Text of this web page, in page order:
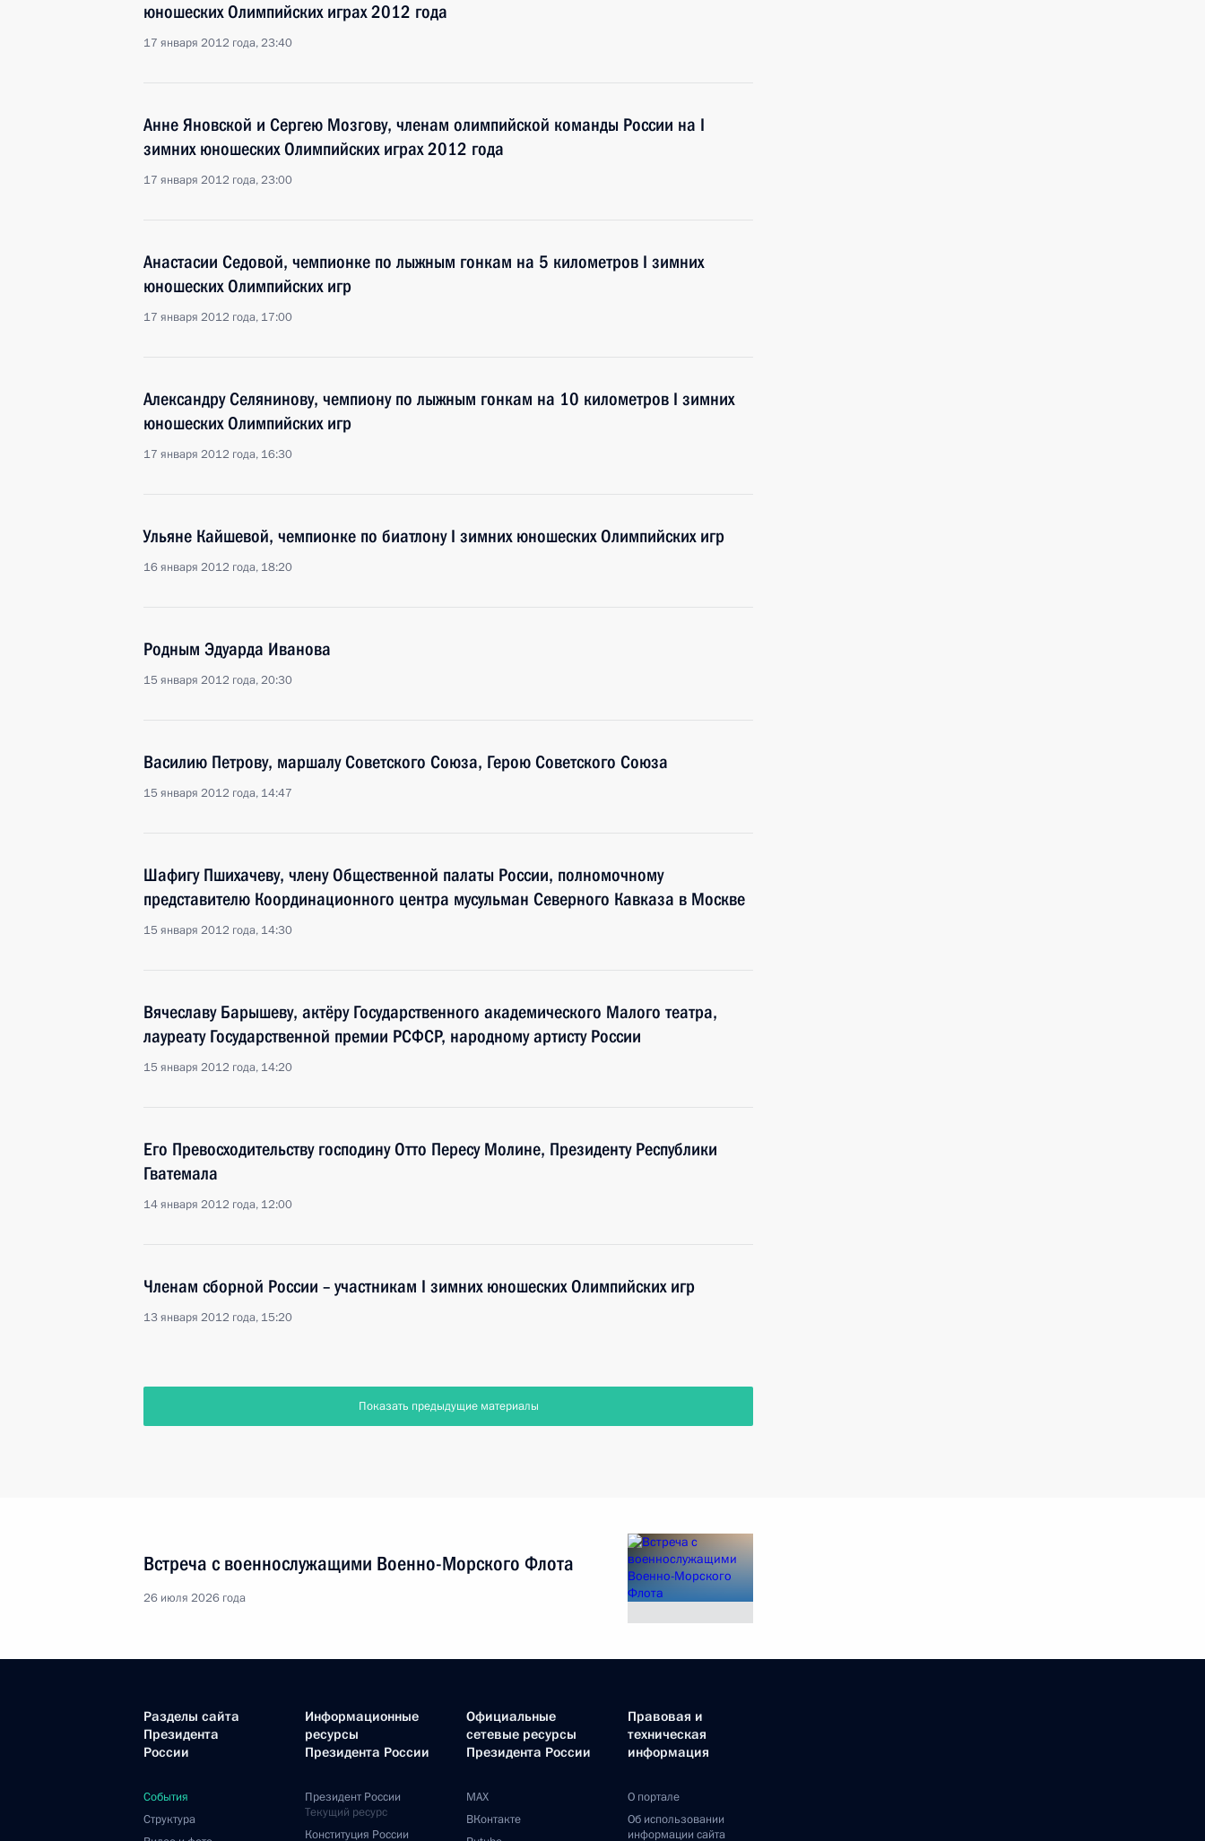
юношеских Олимпийских играх 2012 года
17 января 2012 года, 23:40
Анне Яновской и Сергею Мозгову, членам олимпийской команды России на I
зимних юношеских Олимпийских играх 2012 года
17 января 2012 года, 23:00
Анастасии Седовой, чемпионке по лыжным гонкам на 5 километров I зимних
юношеских Олимпийских игр
17 января 2012 года, 17:00
Александру Селянинову, чемпиону по лыжным гонкам на 10 километров I зимних
юношеских Олимпийских игр
17 января 2012 года, 16:30
Ульяне Кайшевой, чемпионке по биатлону I зимних юношеских Олимпийских игр
16 января 2012 года, 18:20
Родным Эдуарда Иванова
15 января 2012 года, 20:30
Василию Петрову, маршалу Советского Союза, Герою Советского Союза
15 января 2012 года, 14:47
Шафигу Пшихачеву, члену Общественной палаты России, полномочному
представителю Координационного центра мусульман Северного Кавказа в Москве
15 января 2012 года, 14:30
Вячеславу Барышеву, актёру Государственного академического Малого театра,
лауреату Государственной премии РСФСР, народному артисту России
15 января 2012 года, 14:20
Его Превосходительству господину Отто Пересу Молине, Президенту Республики
Гватемала
14 января 2012 года, 12:00
Членам сборной России – участникам I зимних юношеских Олимпийских игр
13 января 2012 года, 15:20
Показать предыдущие материалы
Встреча с военнослужащими Военно-Морского Флота
26 июля 2026 года
Разделы сайта
Президента
России
События
Структура
Информационные
ресурсы
Президента России
Президент России
Текущий ресурс
Конституция России
Официальные
сетевые ресурсы
Президента России
MAX
ВКонтакте
Правовая и
техническая
информация
О портале
Об использовании
информации сайта